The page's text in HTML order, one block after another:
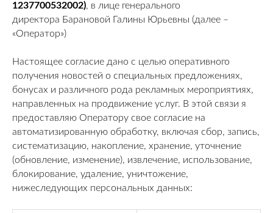
1237700532002), в лице генерального
директора Барановой Галины Юрьевны (далее –
«Оператор»)
Настоящее согласие дано с целью оперативного
получения новостей о специальных предложениях,
бонусах и различного рода рекламных мероприятиях,
направленных на продвижение услуг. В этой связи я
предоставляю Оператору свое согласие на
автоматизированную обработку, включая сбор, запись,
систематизацию, накопление, хранение, уточнение
(обновление, изменение), извлечение, использование,
блокирование, удаление, уничтожение,
нижеследующих персональных данных: